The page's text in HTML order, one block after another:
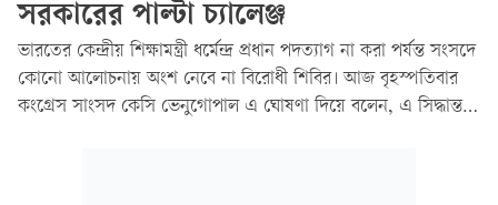
সরকারের পাল্টা চ্যালেঞ্জ
ভারতের কেন্দ্রীয় শিক্ষামন্ত্রী ধর্মেন্দ্র প্রধান পদত্যাগ না করা পর্যন্ত সংসদে
কোনো আলোচনায় অংশ নেবে না বিরোধী শিবির। আজ বৃহস্পতিবার
কংগ্রেস সাংসদ কেসি ভেনুগোপাল এ ঘোষণা দিয়ে বলেন, এ সিদ্ধান্ত